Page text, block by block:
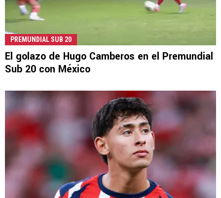
PREMUNDIAL SUB 20
El golazo de Hugo Camberos en el Premundial
Sub 20 con México